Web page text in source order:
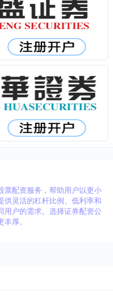
票配资服务，帮助用户以更小
供灵活的杠杆比例、低利率和
用户的需求。选择证券配资公
厚。